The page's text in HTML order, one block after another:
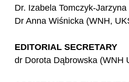
Dr. Izabela Tomczyk-
Dr Anna Wiśnicka (WNH,
EDITORIAL SECRETARY
dr Dorota Dąbrowska (WNH